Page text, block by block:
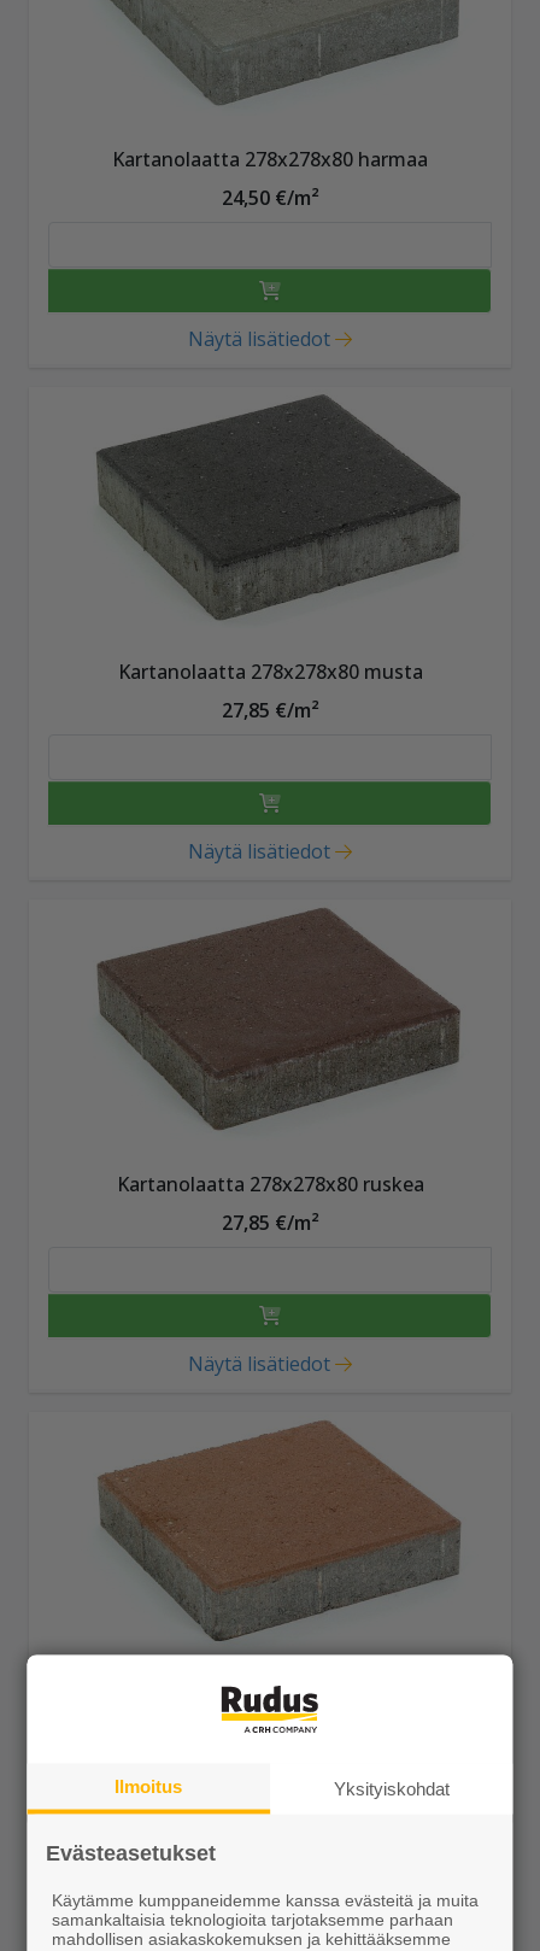
Kartanolaatta 278x278x80 harmaa
24,50 €/m²
Näytä lisätiedot
Kartanolaatta 278x278x80 musta
27,85 €/m²
Näytä lisätiedot
Kartanolaatta 278x278x80 ruskea
27,85 €/m²
Näytä lisätiedot
Kartanolaatta 278x278x80 hiekanruskea
27,85 €/m²
Ilmoitus Yksityiskohdat
Evästeasetukset
Käytämme kumppaneidemme kanssa evästeitä ja muita
samankaltaisia teknologioita tarjotaksemme parhaan
mahdollisen asiakaskokemuksen ja kehittääksemme